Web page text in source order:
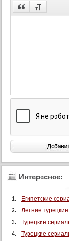
Интересное:
Египетские
Летние
Турецкие
Турецкие